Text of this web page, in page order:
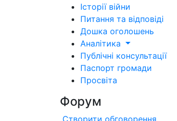
Історії війни
Питання та відповіді
Дошка оголошень
Аналітика
Публічні консультації
Паспорт громади
Просвіта
Форум
Створити обговорення